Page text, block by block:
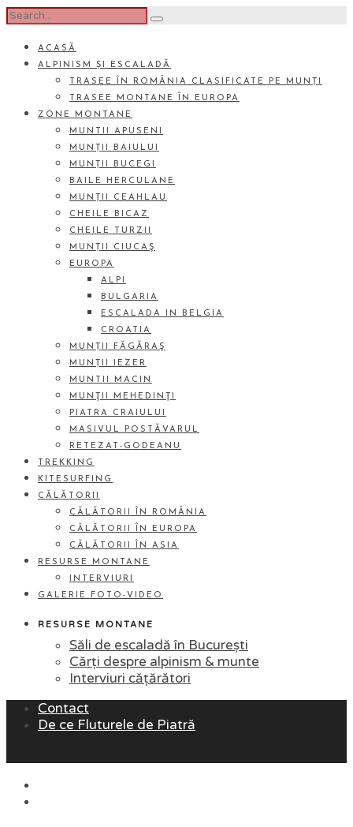
ACASĂ
ALPINISM ȘI ESCALADĂ
TRASEE ÎN ROMÂNIA CLASIFICATE PE MUNȚI
TRASEE MONTANE ÎN EUROPA
ZONE MONTANE
MUNTII APUSENI
MUNȚII BAIULUI
MUNȚII BUCEGI
BAILE HERCULANE
MUNȚII CEAHLAU
CHEILE BICAZ
CHEILE TURZII
MUNȚII CIUCAŞ
EUROPA
ALPI
BULGARIA
ESCALADA IN BELGIA
CROATIA
MUNȚII FĂGĂRAŞ
MUNȚII IEZER
MUNTII MACIN
MUNŢII MEHEDINŢI
PIATRA CRAIULUI
MASIVUL POSTĂVARUL
RETEZAT-GODEANU
TREKKING
KITESURFING
CĂLĂTORII
CĂLĂTORII ÎN ROMÂNIA
CĂLĂTORII ÎN EUROPA
CĂLĂTORII ÎN ASIA
RESURSE MONTANE
INTERVIURI
GALERIE FOTO-VIDEO
RESURSE MONTANE
Săli de escaladă în București
Cărți despre alpinism & munte
Interviuri cățărători
Contact
De ce Fluturele de Piatră